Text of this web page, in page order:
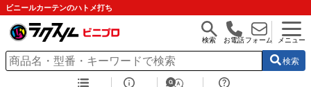
ビニールカーテンのハトメ打ち
検索 お電話フォーム メニュー
検索